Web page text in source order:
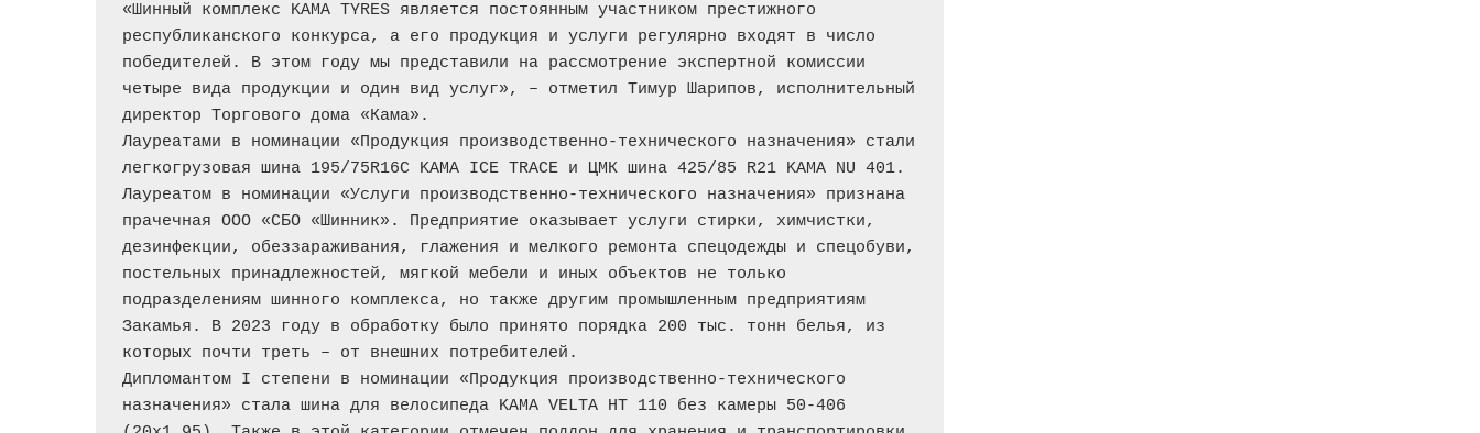
«Шинный комплекс KAMA TYRES является постоянным участником престижного
республиканского конкурса, а его продукция и услуги регулярно входят в число
победителей. В этом году мы представили на рассмотрение экспертной комиссии
четыре вида продукции и один вид услуг», – отметил Тимур Шарипов, исполнительный
директор Торгового дома «Кама».
Лауреатами в номинации «Продукция производственно-технического назначения» стали
легкогрузовая шина 195/75R16C KAMA ICE TRACE и ЦМК шина 425/85 R21 KAMA NU 401.
Лауреатом в номинации «Услуги производственно-технического назначения» признана
прачечная ООО «СБО «Шинник». Предприятие оказывает услуги стирки, химчистки,
дезинфекции, обеззараживания, глажения и мелкого ремонта спецодежды и спецобуви,
постельных принадлежностей, мягкой мебели и иных объектов не только
подразделениям шинного комплекса, но также другим промышленным предприятиям
Закамья. В 2023 году в обработку было принято порядка 200 тыс. тонн белья, из
которых почти треть – от внешних потребителей.
Дипломантом I степени в номинации «Продукция производственно-технического
назначения» стала шина для велосипеда KAMA VELTA HT 110 без камеры 50-406